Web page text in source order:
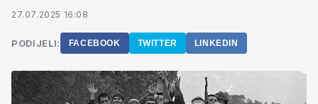
27.07.2025 16:08
PODIJELI: FACEBOOK TWITTER LINKEDIN